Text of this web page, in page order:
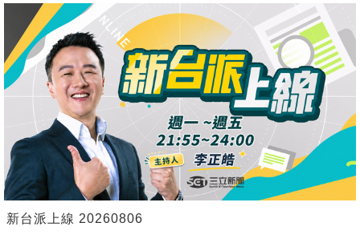
新台派上線 20260806